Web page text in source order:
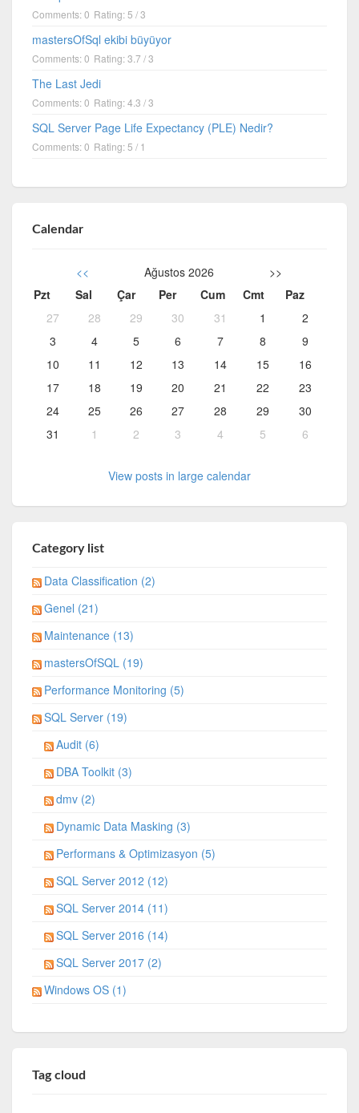
Comments: 0 Rating: 5 / 3
mastersOfSql ekibi büyüyor
Comments: 0 Rating: 3.7 / 3
The Last Jedi
Comments: 0 Rating: 4.3 / 3
SQL Server Page Life Expectancy (PLE) Nedir?
Comments: 0 Rating: 5 / 1
Calendar
<< Ağustos 2026
>>
Pzt
Sal Çar Per Cum Cmt
Paz
27
28 29 30 31 1
2
3
4 5 6 7 8
9
10
11 12 13 14 15
16
17
18 19 20 21 22
23
24
25 26 27 28 29
30
31
1 2 3 4 5 6
View posts in large calendar
Category list
Data Classification (2)
Genel (21)
Maintenance (13)
mastersOfSQL (19)
Performance Monitoring (5)
SQL Server (19)
Audit (6)
DBA Toolkit (3)
dmv (2)
Dynamic Data Masking (3)
Performans & Optimizasyon (5)
SQL Server 2012 (12)
SQL Server 2014 (11)
SQL Server 2016 (14)
SQL Server 2017 (2)
Windows OS (1)
Tag cloud